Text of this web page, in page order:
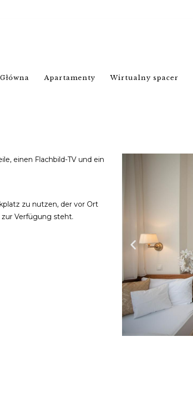
Apartamenty Wirtualny spacer
einen Flachbild-TV und ein
zu nutzen, der vor Ort
Verfügung steht.